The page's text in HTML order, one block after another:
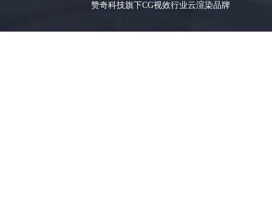
赞奇科技旗下CG视效行业云渲染品牌